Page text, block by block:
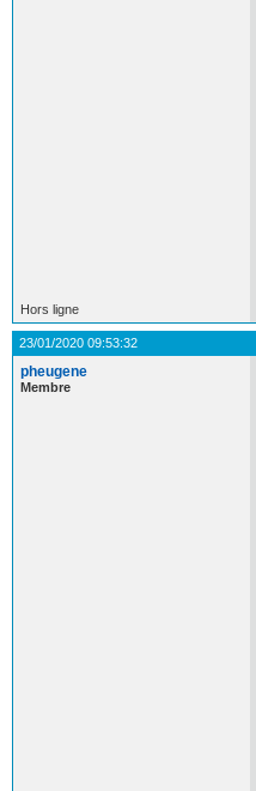
Hors ligne
23/01/2020 09:53:32
pheugene
Membre